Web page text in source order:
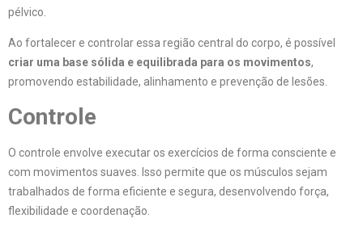
pélvico.
Ao fortalecer e controlar essa região central do corpo, é possível
criar uma base sólida e equilibrada para os movimentos,
promovendo estabilidade, alinhamento e prevenção de lesões.
Controle
O controle envolve executar os exercícios de forma consciente e
com movimentos suaves. Isso permite que os músculos sejam
trabalhados de forma eficiente e segura, desenvolvendo força,
flexibilidade e coordenação.